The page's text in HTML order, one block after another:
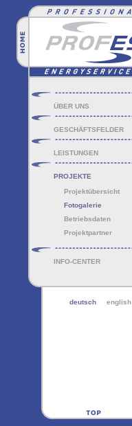
ÜBER UNS
GESCHÄFTSFELDER
LEISTUNGEN
PROJEKTE
Projektübersicht
Fotogalerie
Betriebsdaten
Projektpartner
INFO-CENTER
deutsch english